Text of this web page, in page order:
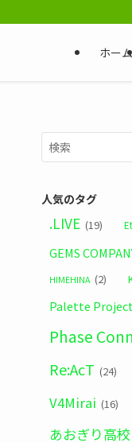
ホーム
人気のタグ
.LIVE (19)
GEMS
HIMEHINA (2)
Palette Project
Phase
Re:AcT (24)
V4Mirai (16)
あおぎり高校